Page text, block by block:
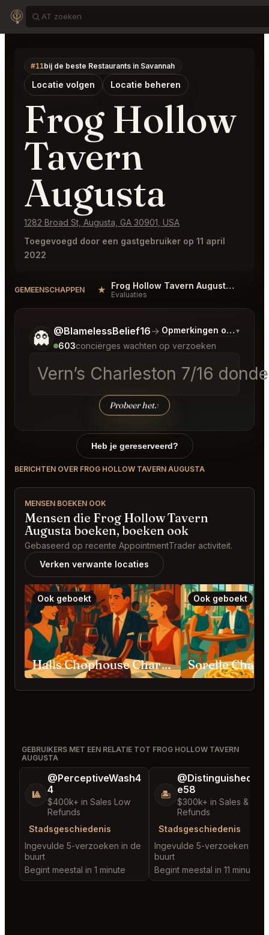
#11bij de beste Restaurants in Savannah
Locatie volgen Locatie beheren
Frog Hollow
Tavern
Augusta
1282 Broad St, Augusta, GA 30901, USA
Toegevoegd door een gastgebruiker op 11 april
2022
GEMEENSCHAPPEN ★ Frog Hollow Tavern Augusta Reviews
Evaluaties
👻 @BlamelessBelief16→ Opmerkingen over
▾
603conciërges wachten op verzoeken
Vern’s Charleston 7/16
Probeer het.↑
Vertel me wat je wilt.
Heb je gereserveerd?
BERICHTEN OVER FROG HOLLOW TAVERN AUGUSTA
MENSEN BOEKEN OOK
Mensen die Frog Hollow Tavern
Augusta boeken, boeken ook
Gebaseerd op recente AppointmentTrader activiteit.
Verken verwante locaties
Ook geboekt
Halls Chophouse Charleston
Ook geboekt
Sorelle
GEBRUIKERS MET EEN RELATIE TOT FROG HOLLOW TAVERN
AUGUSTA
🎱
@PerceptiveWash4
4
$400k+ in Sales Low
Refunds
Stadsgeschiedenis
Ingevulde 5-verzoeken in de
buurt
Begint meestal in 1 minute
🏝️
@DistinguishedTre
e58
$300k+ in Sales & Low
Refunds
Stadsgeschiedenis
Ingevulde 5-verzoeken in
buurt
Begint meestal in 11 minutes